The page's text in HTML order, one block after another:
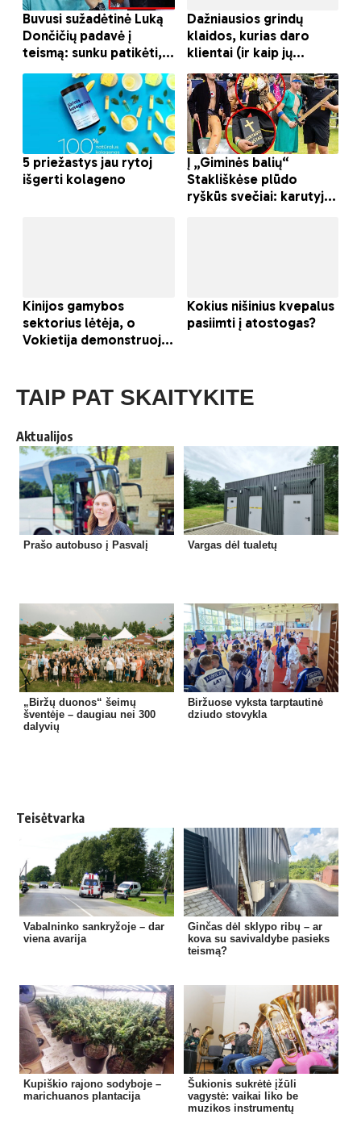
TAIP PAT SKAITYKITE
Aktualijos
Prašo autobuso į Pasvalį Vargas dėl tualetų
„Biržų duonos“ šeimų
šventėje – daugiau nei 300
dalyvių
Biržuose vyksta tarptautinė
dziudo stovykla
Teisėtvarka
Vabalninko sankryžoje – dar
viena avarija
Ginčas dėl sklypo ribų – ar
kova su savivaldybe pasieks
teismą?
Kupiškio rajono sodyboje –
marichuanos plantacija
Šukionis sukrėtė įžūli
vagystė: vaikai liko be
muzikos instrumentų